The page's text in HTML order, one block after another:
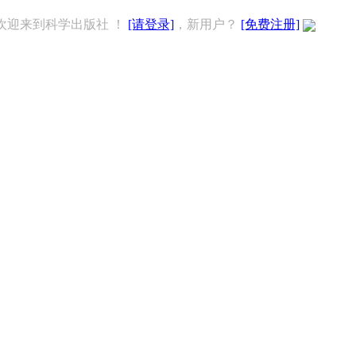
迎来到科学出版社 ！ [请登录] ，新用户？ [免费注册]